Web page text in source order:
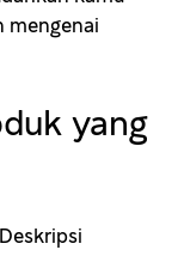
mengenai
yang